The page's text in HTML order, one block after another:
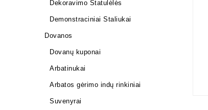
Dekoravimo Statulėlės
Demonstraciniai Staliukai
Dovanos
Dovanų kuponai
Arbatinukai
Arbatos gėrimo indų rinkiniai
Suvenyrai